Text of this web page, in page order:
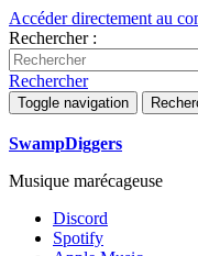
Accéder directement au
Rechercher :
Rechercher
Toggle navigation
SwampDiggers
Musique marécageuse
Discord
Spotify